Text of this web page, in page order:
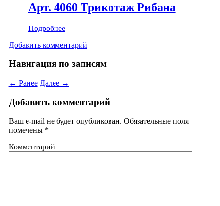
Арт. 4060 Трикотаж Рибана
Подробнее
Добавить комментарий
Навигация по записям
← Ранее Далее →
Добавить комментарий
Ваш e-mail не будет опубликован. Обязательные поля
помечены *
Комментарий